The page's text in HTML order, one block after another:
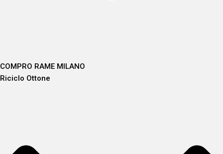
COMPRO RAME MILANO
Riciclo Ottone